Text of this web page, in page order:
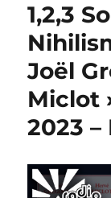
1,2,3
Joël
Miclot
2023